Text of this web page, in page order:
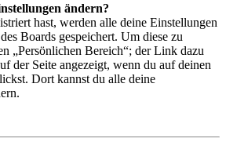
ändern?
hast, werden alle deine Einstellungen
Boards gespeichert. Um diese zu
„Persönlichen Bereich“; der Link dazu
der Seite angezeigt, wenn du auf deinen
Dort kannst du alle deine